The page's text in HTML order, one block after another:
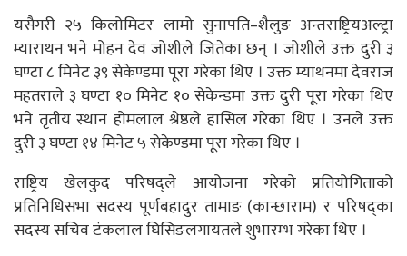
यसैगरी २५ किलोमिटर लामो सुनापति–शैलुङ अन्तराष्ट्रियअल्ट्रा
म्याराथन भने मोहन देव जोशीले जितेका छन् । जोशीले उक्त दुरी ३
घण्टा ८ मिनेट ३९ सेकेण्डमा पूरा गरेका थिए । उक्त म्याथनमा देवराज
महतराले ३ घण्टा १० मिनेट १० सेकेन्डमा उक्त दुरी पूरा गरेका थिए
भने तृतीय स्थान होमलाल श्रेष्ठले हासिल गरेका थिए । उनले उक्त
दुरी ३ घण्टा १४ मिनेट ५ सेकेण्डमा पूरा गरेका थिए ।
राष्ट्रिय खेलकुद परिषद्‌ले आयोजना गरेको प्रतियोगिताको
प्रतिनिधिसभा सदस्य पूर्णबहादुर तामाङ (कान्छाराम) र परिषद्का
सदस्य सचिव टंकलाल घिसिङलगायतले शुभारम्भ गरेका थिए ।